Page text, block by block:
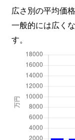
広さ別の平均価
一般的には広く
す。